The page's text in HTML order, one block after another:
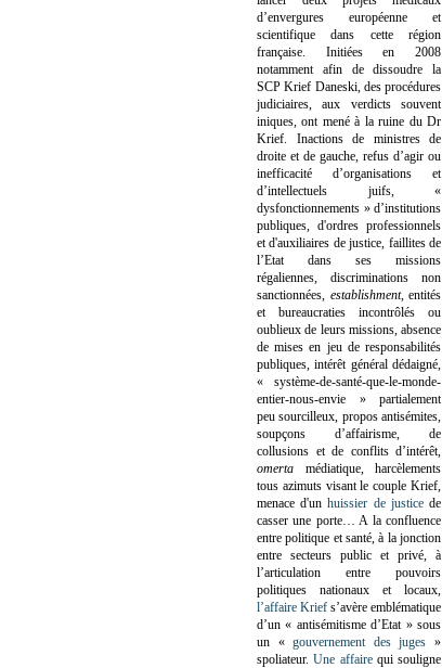
d’envergures européenne et
scientifique dans cette région
française. Initiées en 2008
notamment afin de dissoudre la
SCP Krief Daneski, des procédures
judiciaires, aux verdicts souvent
iniques, ont mené à la ruine du Dr
Krief. Inactions de ministres de
droite et de gauche, refus d’agir ou
inefficacité d’organisations et
d’intellectuels juifs, «
dysfonctionnements » d’institutions
publiques, d'ordres professionnels
et d'auxiliaires de justice, faillites de
l’Etat dans ses missions
régaliennes, discriminations non
sanctionnées, establishment, entités
et bureaucraties incontrôlés ou
oublieux de leurs missions, absence
de mises en jeu de responsabilités
publiques, intérêt général dédaigné,
« système-de-santé-que-le-monde-
entier-nous-envie » partialement
peu sourcilleux, propos antisémites,
soupçons d’affairisme, de
collusions et de conflits d’intérêt,
omerta médiatique, harcèlements
tous azimuts visant le couple Krief,
menace d'unhuissier de justicede
casser une porte… A la confluence
entre politique et santé, à la jonction
entre secteurs public et privé, à
l’articulation entre pouvoirs
politiques nationaux et locaux,
l’affaire Krief s’avère emblématique
d’un « antisémitisme d’Etat » sous
un «gouvernement des juges »
spoliateur.Une affairequi souligne